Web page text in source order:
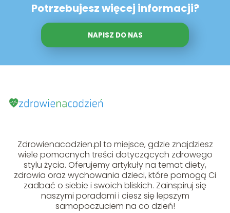
Potrzebujesz więcej informacji?
NAPISZ DO NAS
Zdrowienacodzien.pl to miejsce, gdzie znajdziesz
wiele pomocnych treści dotyczących zdrowego
stylu życia. Oferujemy artykuły na temat diety,
zdrowia oraz wychowania dzieci, które pomogą Ci
zadbać o siebie i swoich bliskich. Zainspiruj się
naszymi poradami i ciesz się lepszym
samopoczuciem na co dzień!